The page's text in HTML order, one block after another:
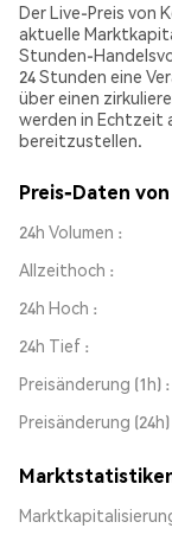
Der Live-Preis von
aktuelle
Stunden-
24 Stunden eine
über einen
werden in Echtzeit
bereitzustellen.
Preis-Daten von
24h Volumen
Allzeithoch
24h Hoch
24h Tief
Preisänderung (1h)
Preisänderung (24h)